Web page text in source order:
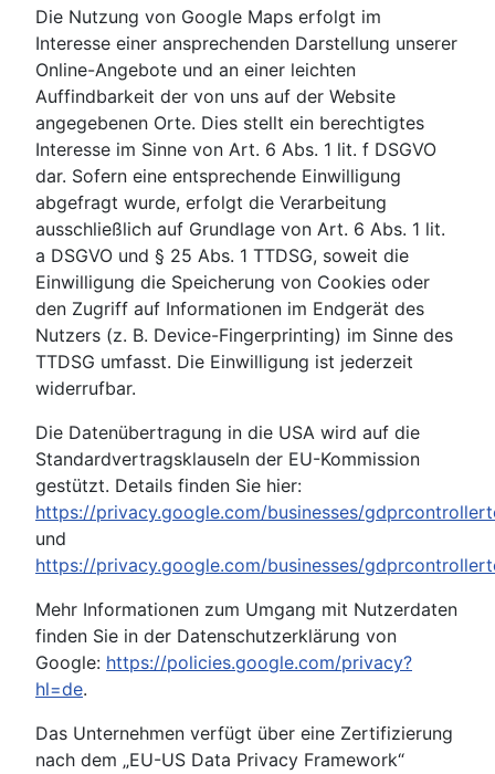
Die Nutzung von Google Maps erfolgt im
Interesse einer ansprechenden Darstellung unserer
Online-Angebote und an einer leichten
Auffindbarkeit der von uns auf der Website
angegebenen Orte. Dies stellt ein berechtigtes
Interesse im Sinne von Art. 6 Abs. 1 lit. f DSGVO
dar. Sofern eine entsprechende Einwilligung
abgefragt wurde, erfolgt die Verarbeitung
ausschließlich auf Grundlage von Art. 6 Abs. 1 lit.
a DSGVO und § 25 Abs. 1 TTDSG, soweit die
Einwilligung die Speicherung von Cookies oder
den Zugriff auf Informationen im Endgerät des
Nutzers (z. B. Device-Fingerprinting) im Sinne des
TTDSG umfasst. Die Einwilligung ist jederzeit
widerrufbar.
Die Datenübertragung in die USA wird auf die
Standardvertragsklauseln der EU-Kommission
gestützt. Details finden Sie hier:
https://privacy.google.com/businesses/
und
https://privacy.google.com/businesses/
Mehr Informationen zum Umgang mit Nutzerdaten
finden Sie in der Datenschutzerklärung von
Google: https://policies.google.com/privacy?
hl=de.
Das Unternehmen verfügt über eine Zertifizierung
nach dem „EU-US Data Privacy Framework“